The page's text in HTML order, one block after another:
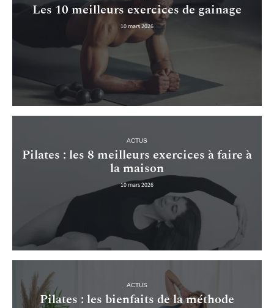
Les 10 meilleurs exercices de gainage
10 mars 2026
ACTUS
Pilates : les 8 meilleurs exercices à faire à
la maison
10 mars 2026
ACTUS
Pilates : les bienfaits de la méthode